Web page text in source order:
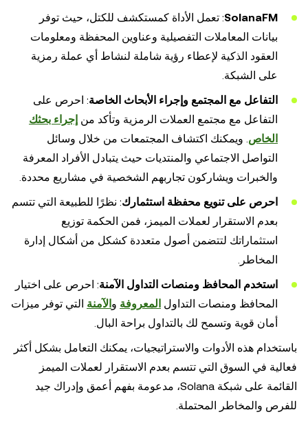
SolanaFM: تعمل الأداة كمستكشف للكتل، حيث توفر
بيانات المعاملات التفصيلية وعناوين المحفظة ومعلومات
العقود الذكية لإعطاء رؤية شاملة لنشاط أي عملة رمزية
على الشبكة.
التفاعل مع المجتمع وإجراء الأبحاث الخاصة: احرص على
التفاعل مع مجتمع العملات الرمزية وتأكد من إجراء بحثك
الخاص. ويمكنك اكتشاف المجتمعات من خلال وسائل
التواصل الاجتماعي والمنتديات حيث يتبادل الأفراد المعرفة
والخبرات ويشاركون تجاربهم الشخصية في مشاريع محددة.
احرص على تنويع محفظة استثمارك: نظرًا للطبيعة التي تتسم
بعدم الاستقرار لعملات الميمز، فمن الحكمة توزيع
استثماراتك لتتضمن أصول متعددة كشكل من أشكال إدارة
المخاطر.
استخدم المحافظ ومنصات التداول الآمنة: احرص على اختيار
المحافظ ومنصات التداول المعروفة والآمنة التي توفر ميزات
أمان قوية وتسمح لك بالتداول براحة البال.
باستخدام هذه الأدوات والاستراتيجيات، يمكنك التعامل بشكل أكثر
فعالية في السوق التي تتسم بعدم الاستقرار لعملات الميمز
القائمة على شبكة Solana، مدعومة بفهم أعمق وإدراك جيد
للفرص والمخاطر المحتملة.